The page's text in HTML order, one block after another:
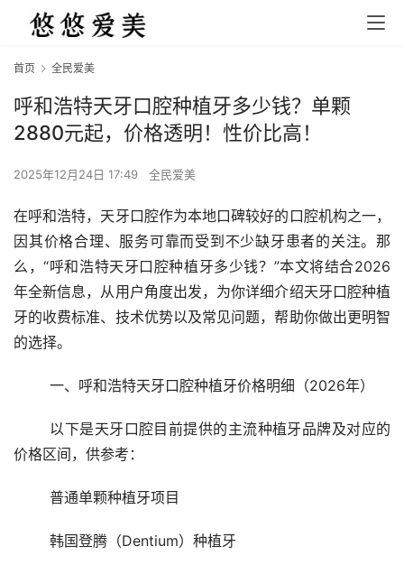
首页 全民爱美
呼和浩特天牙口腔种植牙多少钱？单颗
2880元起，价格透明！性价比高！
2025年12月24日 17:49 全民爱美
在呼和浩特，天牙口腔作为本地口碑较好的口腔机构之一，
因其价格合理、服务可靠而受到不少缺牙患者的关注。那
么，“呼和浩特天牙口腔种植牙多少钱？”本文将结合2026
年全新信息，从用户角度出发，为你详细介绍天牙口腔种植
牙的收费标准、技术优势以及常见问题，帮助你做出更明智
的选择。
	一、呼和浩特天牙口腔种植牙价格明细（2026年）
价格区间，供参考：
	普通单颗种植牙项目
	韩国登腾（Dentium）种植牙